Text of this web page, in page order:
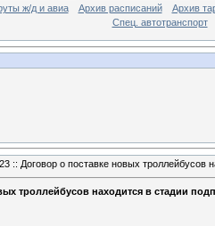
ж/д и авиа Архив расписаний
Архив
Спец. автотранспорт
:: Договор о поставке новых троллейбусов
троллейбусов находится в стадии